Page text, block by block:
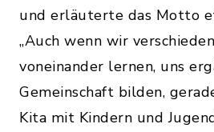
und erläuterte das Motto
„Auch wenn wir
voneinander lernen, uns
Gemeinschaft bilden,
Kita mit Kindern und